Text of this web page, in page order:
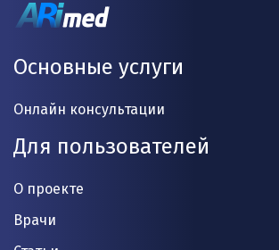
Основные услуги
Онлайн консультации
Для пользователей
О проекте
Врачи